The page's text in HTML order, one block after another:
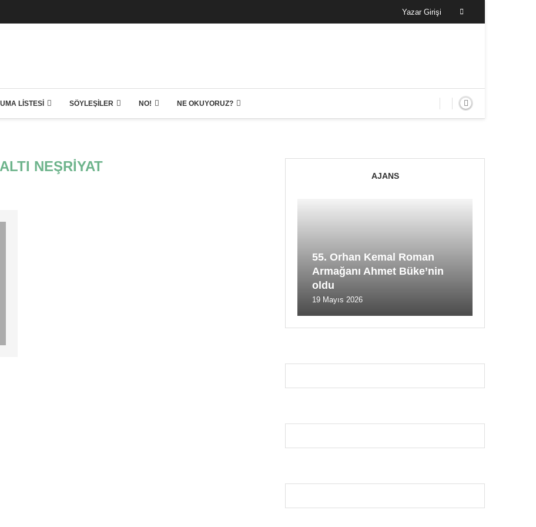
Yazar Girişi
LISTESI SÖYLEŞILER NO! NE OKUYORUZ?
NEŞRIYAT
AJANS
55. Orhan Kemal Roman
Armağanı Ahmet Büke’nin
oldu
19 Mayıs 2026